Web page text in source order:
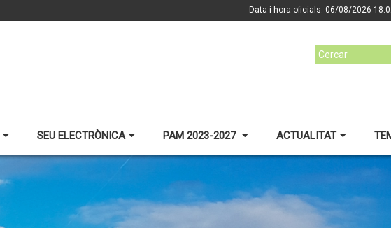
Data i hora oficials: 06/08/2026
SEU ELECTRÒNICA PAM 2023-2027 ACTUALITAT